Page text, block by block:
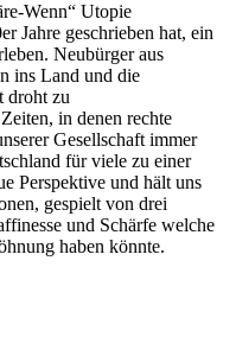
Wenn“ Utopie
Jahre geschrieben hat, ein
Neubürger aus
ins Land und die
droht zu
in denen rechte
Gesellschaft immer
für viele zu einer
Perspektive und hält uns
gespielt von drei
und Schärfe welche
haben könnte.